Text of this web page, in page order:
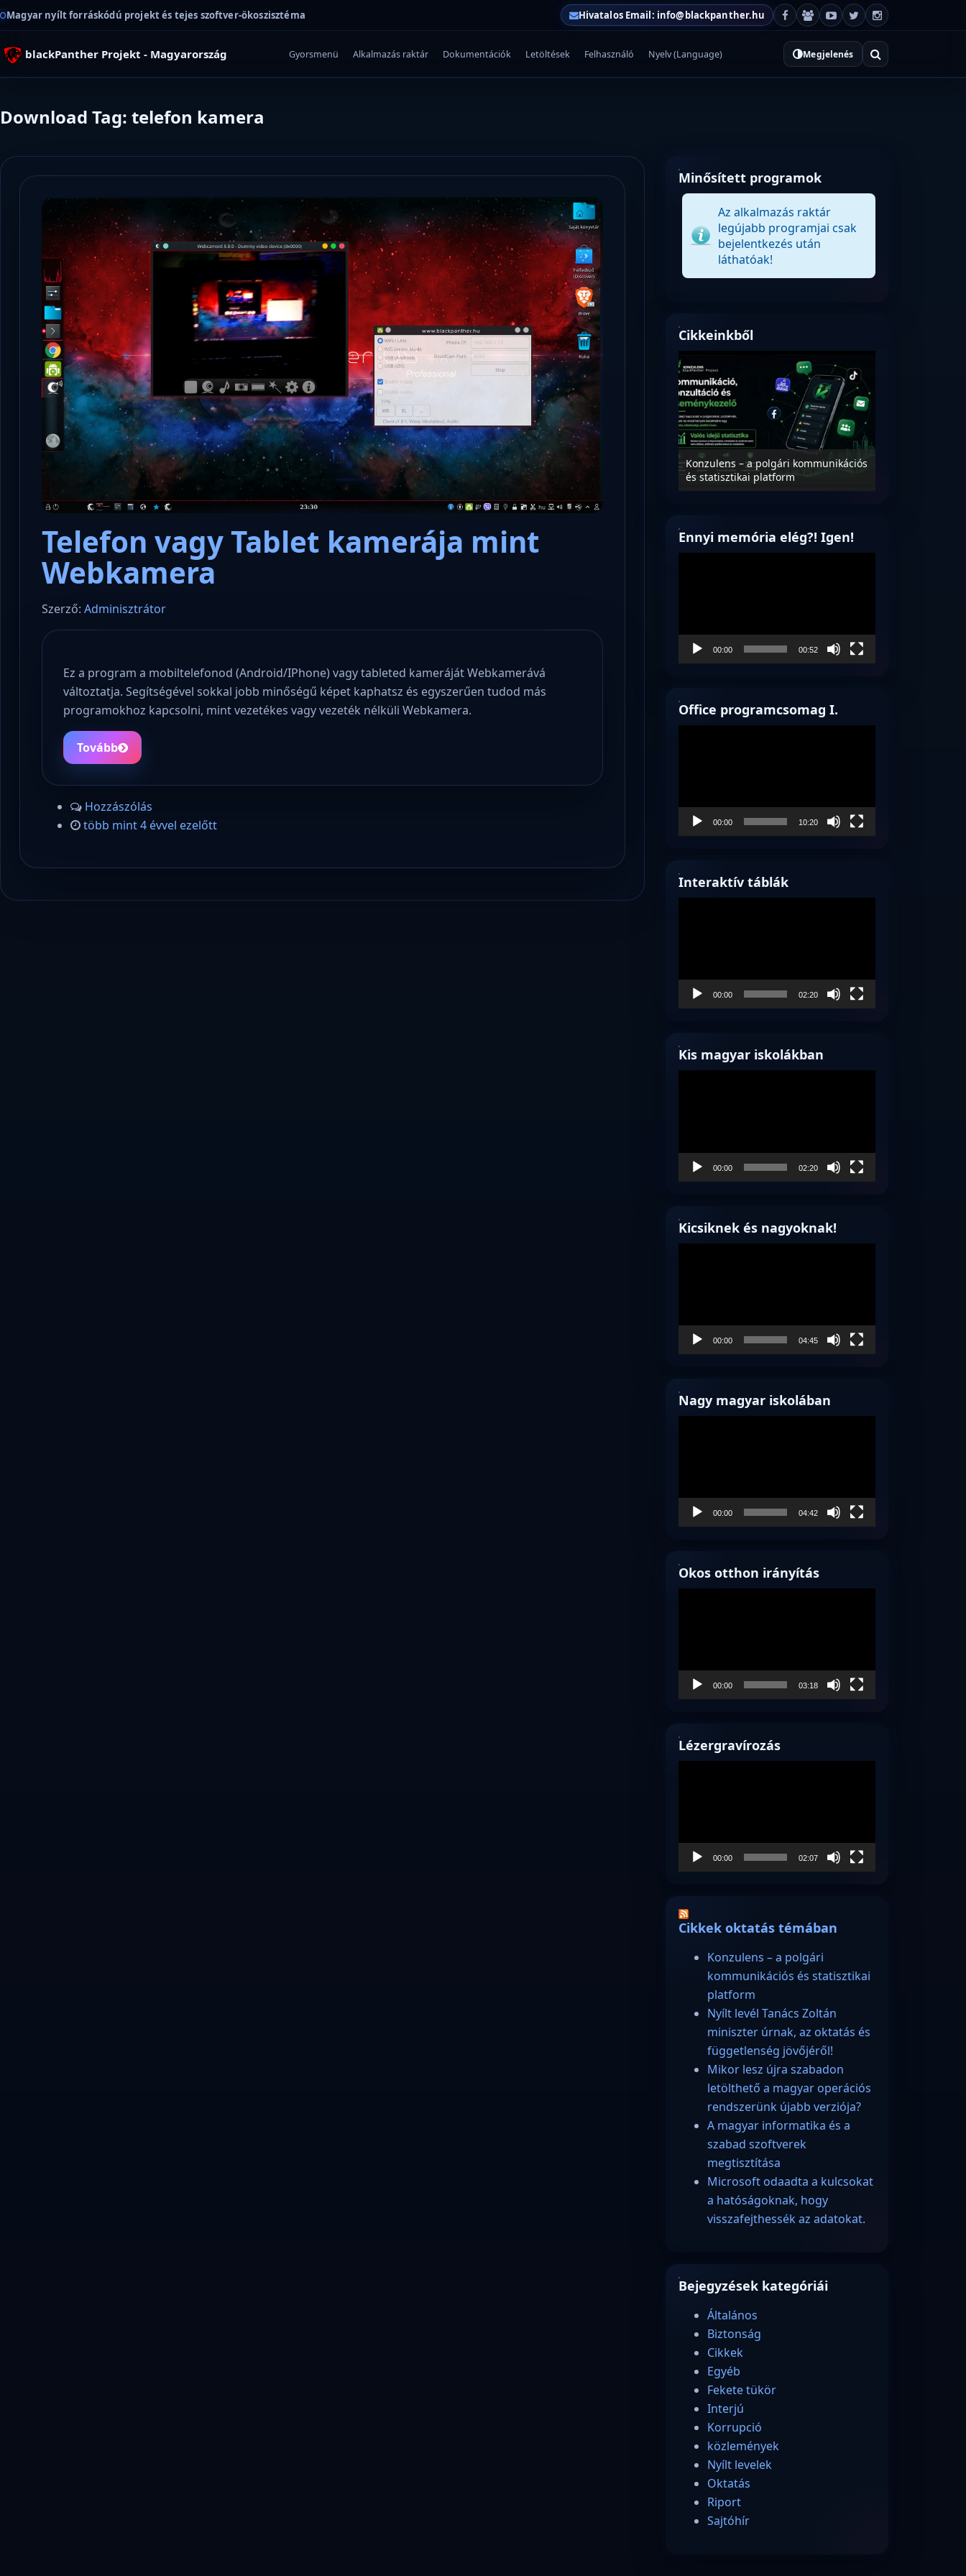
Magyar nyílt forráskódú projekt és tejes szoftver-ökoszisztéma Hivatalos Email: info@blackpanther.hu
blackPanther Projekt - Magyarország Gyorsmenü Alkalmazás raktár Dokumentációk Letöltések Felhasználó Nyelv (Language) Megjelenés
Download Tag: telefon kamera
Telefon vagy Tablet kamerája mint
Webkamera
Szerző: Adminisztrátor
Ez a program a mobiltelefonod (Android/IPhone) vagy tableted kameráját Webkamerává
változtatja. Segítségével sokkal jobb minőségű képet kaphatsz és egyszerűen tudod más
programokhoz kapcsolni, mint vezetékes vagy vezeték nélküli Webkamera.
Tovább
Hozzászólás
több mint 4 évvel ezelőtt
Minősített programok
Az alkalmazás raktár
legújabb programjai csak
bejelentkezés után
láthatóak!
Cikkeinkből
Microsoft odaadta a kulcsokat a
hatóságoknak, hogy visszafejthessék
az adatokat.
Konzulens – a polgári kommunikációs
és statisztikai platform
Ennyi memória elég?! Igen!
00:00 00:52
Office programcsomag I.
00:00 10:20
Interaktív táblák
00:00 02:20
Kis magyar iskolákban
00:00 02:20
Kicsiknek és nagyoknak!
00:00 04:45
Nagy magyar iskolában
00:00 04:42
Okos otthon irányítás
00:00 03:18
Lézergravírozás
00:00 02:07
Cikkek oktatás témában
Konzulens – a polgári
kommunikációs és statisztikai
platform
Nyílt levél Tanács Zoltán
miniszter úrnak, az oktatás és
függetlenség jövőjéről!
Mikor lesz újra szabadon
letölthető a magyar operációs
rendszerünk újabb verziója?
A magyar informatika és a
szabad szoftverek
megtisztítása
Microsoft odaadta a kulcsokat
a hatóságoknak, hogy
visszafejthessék az adatokat.
Bejegyzések kategóriái
Általános
Biztonság
Cikkek
Egyéb
Fekete tükör
Interjú
Korrupció
közlemények
Nyílt levelek
Oktatás
Riport
Sajtóhír